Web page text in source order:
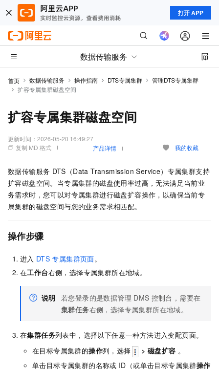
打开 APP
数据传输服务
首页 数据传输服务 操作指南 DTS专属集群
管理DTS专属集群
扩容专属集群磁盘空间
扩容专属集群磁盘空间
更新时间： 2026-05-20 16:49:27
复制 MD 格式
产品详情 我的收藏
数据传输服务 DTS（Data Transmission Service）专属集群支持
扩容磁盘空间。当专属集群的磁盘使用率过高，无法满足当前业
务需求时，您可以对专属集群进行磁盘扩容操作，以确保当前专
属集群的磁盘空间与您的业务需求相匹配。
操作步骤
进入 DTS 专属集群页面。
在工作台右侧，选择专属集群所在地域。
说明 若您登录的是数据管理 DMS 控制台，需要在
集群任务右侧，选择专属集群所在地域。
在集群任务列表中，选择以下任意一种方法进入变配页面。
在目标专属集群的操作列，选择 > 磁盘扩容 。
单击目标专属集群的名称或 ID（或单击目标专属集群操作